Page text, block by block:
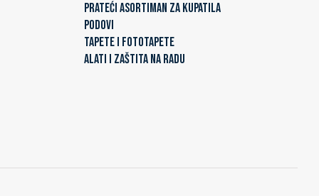
PRATEĆI ASORTIMAN ZA KUPATILA
PODOVI
TAPETE I FOTOTAPETE
ALATI I ZAŠTITA NA RADU